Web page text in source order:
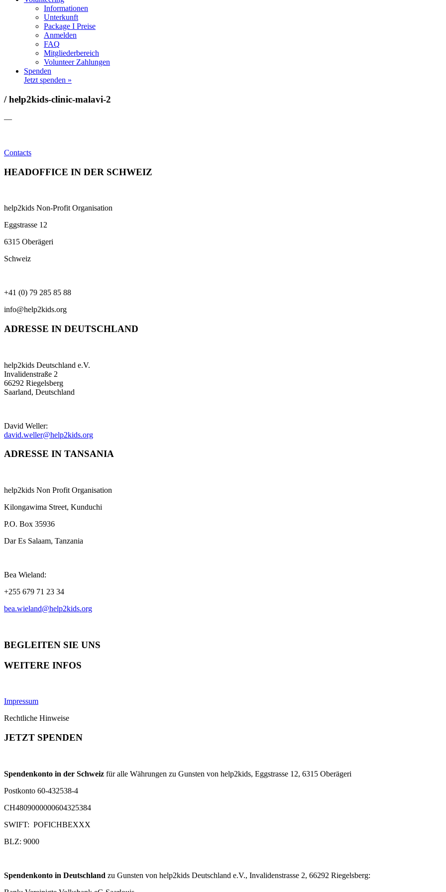
Informationen
Unterkunft
Package I Preise
Anmelden
FAQ
Mitgliederbereich
Volunteer Zahlungen
Spenden
Jetzt spenden »
/ help2kids-clinic-malavi-2
—
Contacts
HEADOFFICE IN DER SCHWEIZ
help2kids Non-Profit Organisation
Eggstrasse 12
6315 Oberägeri
Schweiz
+41 (0) 79 285 85 88
info@help2kids.org
ADRESSE IN DEUTSCHLAND
help2kids Deutschland e.V.
Invalidenstraße 2
66292 Riegelsberg
Saarland, Deutschland
David Weller:
david.weller@help2kids.org
ADRESSE IN TANSANIA
help2kids Non Profit Organisation
Kilongawima Street, Kunduchi
P.O. Box 35936
Dar Es Salaam, Tanzania
Bea Wieland:
+255 679 71 23 34
bea.wieland@help2kids.org
BEGLEITEN SIE UNS
WEITERE INFOS
Impressum
Rechtliche Hinweise
JETZT SPENDEN
Spendenkonto in der Schweiz für alle Währungen zu Gunsten von help2kids, Eggstrasse 12, 6315 Oberägeri
Postkonto 60-432538-4
CH4809000000604325384
SWIFT: POFICHBEXXX
BLZ: 9000
Spendenkonto in Deutschland zu Gunsten von help2kids Deutschland e.V., Invalidenstrasse 2, 66292 Riegelsberg: